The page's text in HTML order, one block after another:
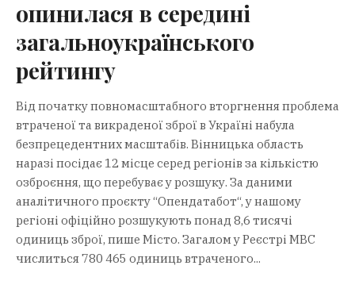
опинилася в середині
загальноукраїнського
рейтингу
Від початку повномасштабного вторгнення проблема
втраченої та викраденої зброї в Україні набула
безпрецедентних масштабів. Вінницька область
наразі посідає 12 місце серед регіонів за кількістю
озброєння, що перебуває у розшуку. За даними
аналітичного проєкту “Опендатабот“, у нашому
регіоні офіційно розшукують понад 8,6 тисячі
одиниць зброї, пише Місто. Загалом у Реєстрі МВС
числиться 780 465 одиниць втраченого...